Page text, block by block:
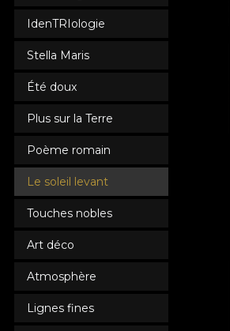
IdenTRIologie
Stella Maris
Été doux
Plus sur la Terre
Poème romain
Le soleil levant
Touches nobles
Art déco
Atmosphère
Lignes fines